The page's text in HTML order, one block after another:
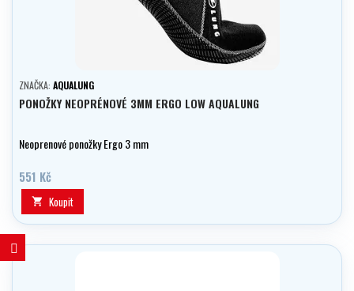
ZNAČKA: AQUALUNG
PONOŽKY NEOPRÉNOVÉ 3MM ERGO LOW AQUALUNG
Neoprenové ponožky Ergo 3 mm
551 Kč
 Koupit